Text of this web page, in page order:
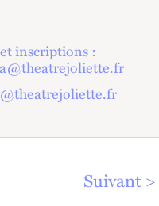
inscriptions :
Suivant